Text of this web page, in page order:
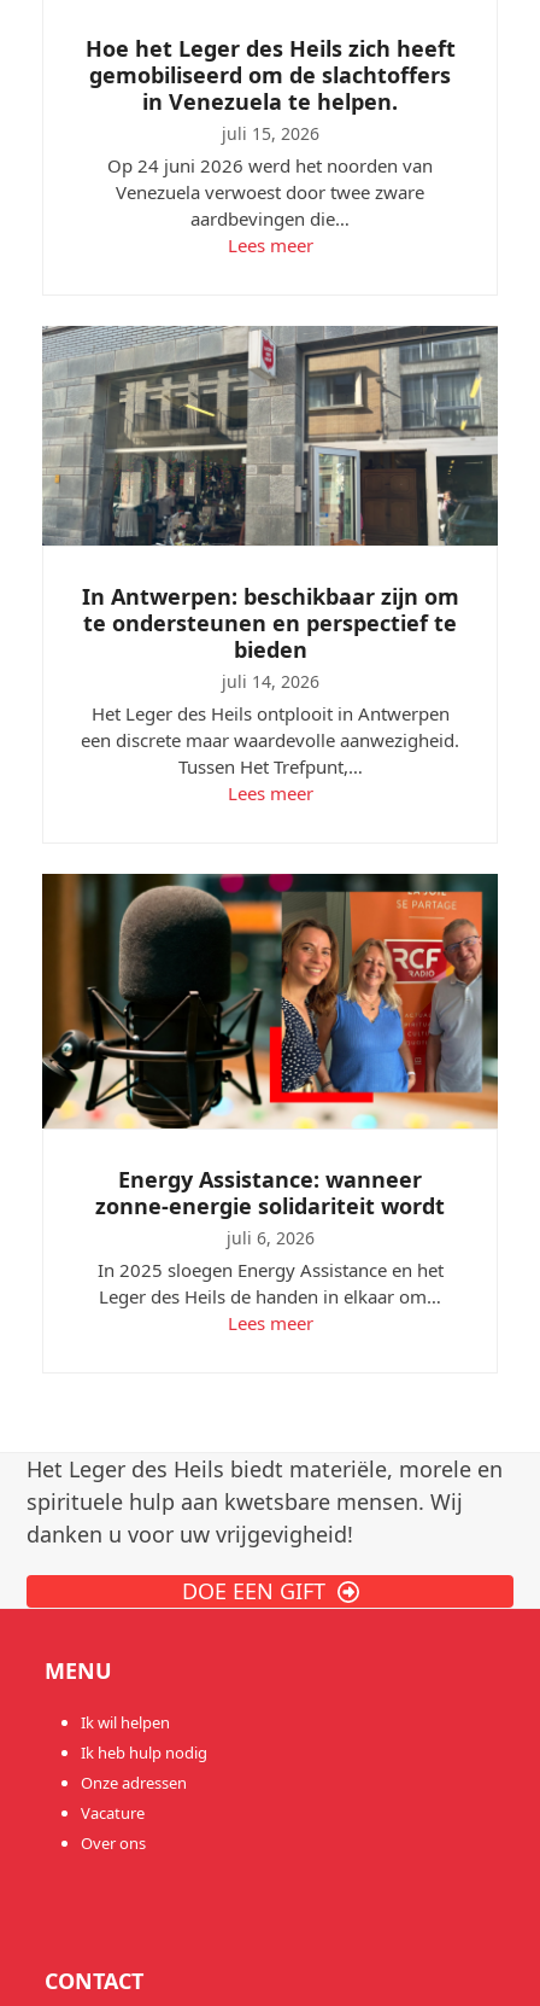
Hoe het Leger des Heils zich heeft
gemobiliseerd om de slachtoffers
in Venezuela te helpen.
juli 15, 2026
Op 24 juni 2026 werd het noorden van
Venezuela verwoest door twee zware
aardbevingen die…
Lees meer
In Antwerpen: beschikbaar zijn om
te ondersteunen en perspectief te
bieden
juli 14, 2026
Het Leger des Heils ontplooit in Antwerpen
een discrete maar waardevolle aanwezigheid.
Tussen Het Trefpunt,…
Lees meer
Energy Assistance: wanneer
zonne-energie solidariteit wordt
juli 6, 2026
In 2025 sloegen Energy Assistance en het
Leger des Heils de handen in elkaar om…
Lees meer
Het Leger des Heils biedt materiële, morele en
spirituele hulp aan kwetsbare mensen. Wij
danken u voor uw vrijgevigheid!
DOE EEN GIFT
MENU
Ik wil helpen
Ik heb hulp nodig
Onze adressen
Vacature
Over ons
CONTACT